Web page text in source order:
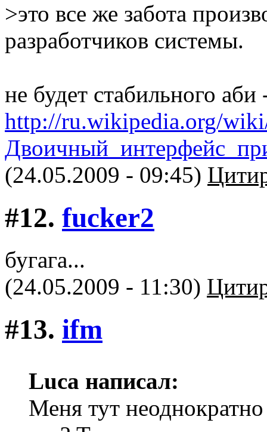
>это все же забота
разработчиков системы.
не будет стабильного
http://ru.wikipedia.org/
(24.05.2009 - 09:45)
#12. fucker2
бугага...
(24.05.2009 - 11:30)
#13. ifm
Luca написал:
Меня тут